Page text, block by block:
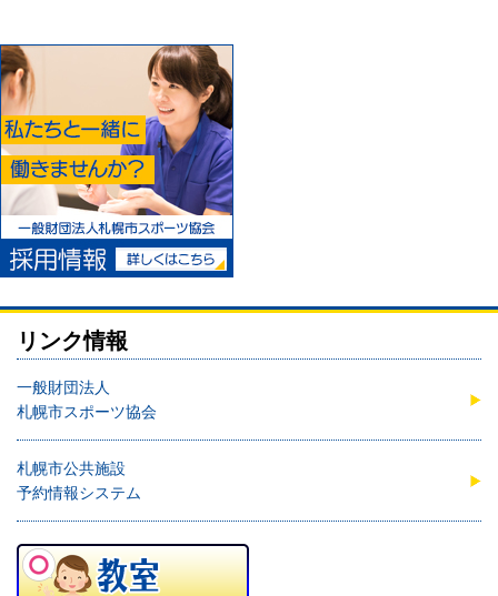
リンク情報
一般財団法人
札幌市スポーツ協会
札幌市公共施設
予約情報システム